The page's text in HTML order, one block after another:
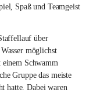
Spaß und Teamgeist
über
möglichst
einem Schwamm
Gruppe das meiste
hatte. Dabei waren